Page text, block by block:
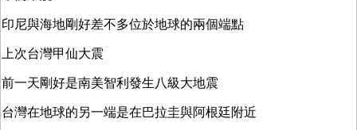
印尼與海地剛好差不多位於地球的兩個端點
上次台灣甲仙大震
前一天剛好是南美智利發生八級大地震
台灣在地球的另一端是在巴拉圭與阿根廷附近